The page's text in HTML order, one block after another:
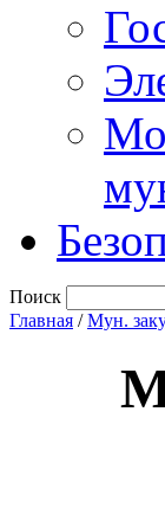
Поиск
Главная /Мун.